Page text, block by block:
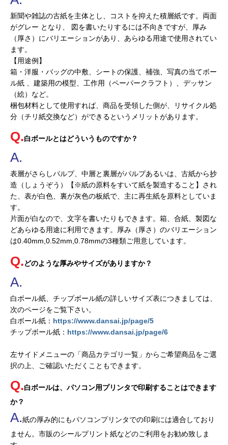
新聞や雑誌の古紙を主体とし、コストを抑えた積層紙です。両面
がグレー となり、 図を書いたりするには不向きですが、厚み
（厚さ）にバリエーションがあり、あらゆる用途で使用されてい
ます。
【用途例】
箱・洋服・バッグの中敷、シートの保護、補強、写真の当てボー
ル紙 、建築用の模型、工作用（ペーパークラフト）、デッサン
（絵）など。
梱包材料として使用すれば、商品を受領した側が、リサイクル処
分（チリ紙交換など）ができるというメリットがあります。
白ボールとはどういうものですか？
表層がさらしパルプ、中層と裏層がパルプあるいは、古紙から抄
造（しょうぞう）【※紙の原料をすいて紙を製造すること】され
た、表が白色、裏が灰色の板紙で、主に再生紙を原料としていま
す。
片面が白なので、文字を書いたりもできます。箱、合紙、製図な
どあらゆる用途に利用できます。厚み（厚さ）のバリエーション
は0.40mm,0.52mm,0.78mmの3種類ご用意しています。
どのような厚みやサイズがありますか？
白ボール紙、チップボール紙の詳しいサイズ表につきましては、
次のページをご覧下さい。
白ボール紙： https://www.dansai.jp/page/5
チップボール紙： https://www.dansai.jp/page/6
左サイドメニューの「商品カテゴリ一覧」からご希望商品をご選
択の上、ご確認いただくこともできます。
白ボールは、パソコン用プリンタで印刷することはできます
か？
紙の厚み的にもパソコンプリンタでの印刷には適合しており
ません。市販のシールプリント紙などのご利用をお勧め致しま